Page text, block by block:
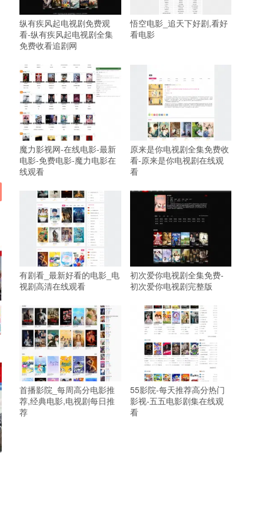
纵有疾风起电视剧免费观
看-纵有疾风起电视剧全集
免费收看追剧网
悟空电影_追天下好剧,看好
看电影
魔力影视网-在线电影-最新
电影-免费电影-魔力电影在
线观看
原来是你电视剧全集免费收
看-原来是你电视剧在线观
看
有剧看_最新好看的电影_电
视剧高清在线观看
初次爱你电视剧全集免费-
初次爱你电视剧完整版
首播影院_每周高分电影推
荐,经典电影,电视剧每日推
荐
55影院-每天推荐高分热门
影视-五五电影剧集在线观
看